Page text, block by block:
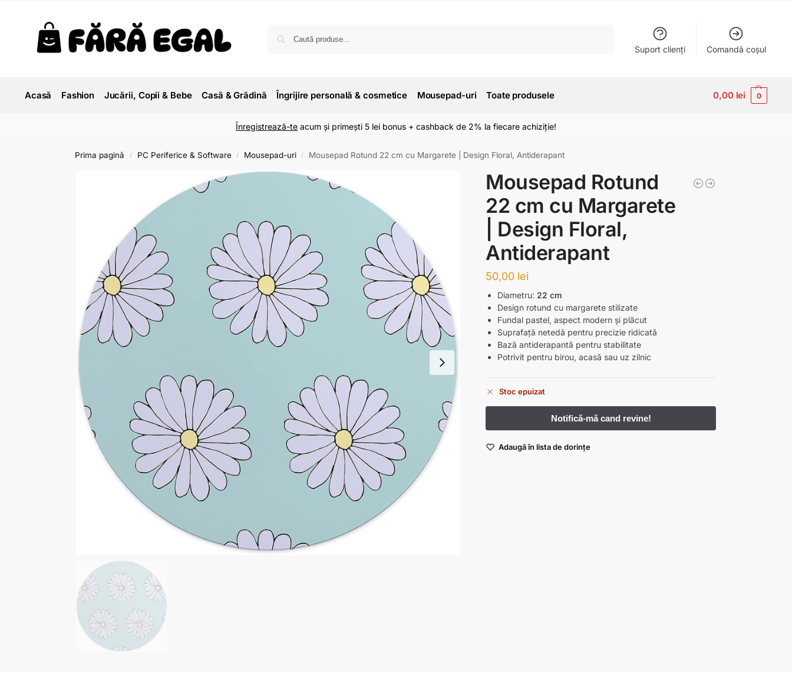
Suport clienți Comandă coșul
Acasă Fashion Jucării, Copii & Bebe Casă & Grădină Îngrijire personală & cosmetice Mousepad-uri Toate produsele 0,00 lei 0
Înregistrează-te acum și primești 5 lei bonus + cashback de 2% la fiecare achiziție!
Prima pagină / PC Periferice & Software / Mousepad-uri / Mousepad Rotund 22 cm cu Margarete | Design Floral, Antiderapant
Mousepad Rotund
22 cm cu Margarete
| Design Floral,
Antiderapant
50,00 lei
Diametru: 22 cm
Design rotund cu margarete stilizate
Fundal pastel, aspect modern și plăcut
Suprafață netedă pentru precizie ridicată
Bază antiderapantă pentru stabilitate
Potrivit pentru birou, acasă sau uz zilnic
Stoc epuizat
Adaugă în lista de dorințe